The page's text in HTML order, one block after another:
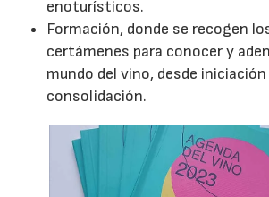
enoturísticos.
Formación, donde se recogen
certámenes para conocer y
mundo del vino, desde
consolidación.